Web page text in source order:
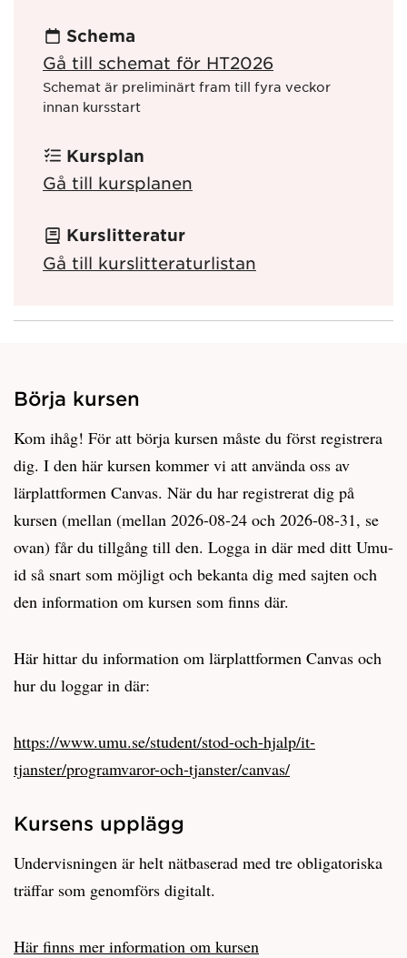
Schema
Gå till schemat för HT2026
Schemat är preliminärt fram till fyra veckor
innan kursstart
Kursplan
Gå till kursplanen
Kurslitteratur
Gå till kurslitteraturlistan
Börja kursen
Kom ihåg! För att börja kursen måste du först registrera
dig. I den här kursen kommer vi att använda oss av
lärplattformen Canvas. När du har registrerat dig på
kursen (mellan (mellan 2026-08-24 och 2026-08-31, se
ovan) får du tillgång till den. Logga in där med ditt Umu-
id så snart som möjligt och bekanta dig med sajten och
den information om kursen som finns där.
Här hittar du information om lärplattformen Canvas och
hur du loggar in där:
https://www.umu.se/student/stod-och-hjalp/it-
tjanster/programvaror-och-tjanster/canvas/
Kursens upplägg
Undervisningen är helt nätbaserad med tre obligatoriska
träffar som genomförs digitalt.
Här finns mer information om kursen